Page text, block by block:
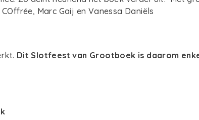
Marc Gaij en Vanessa Daniëls
Dit Slotfeest van Grootboek is daarom